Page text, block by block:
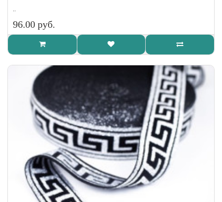
..
96.00 руб.